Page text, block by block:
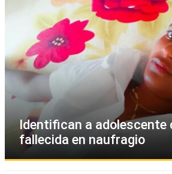
Identifican a adolescente
fallecida en naufragio